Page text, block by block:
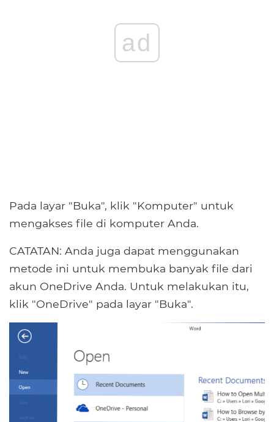
ad
Pada layar "Buka", klik "Komputer" untuk
mengakses file di komputer Anda.
CATATAN: Anda juga dapat menggunakan
metode ini untuk membuka banyak file dari
akun OneDrive Anda. Untuk melakukan itu,
klik "OneDrive" pada layar "Buka".